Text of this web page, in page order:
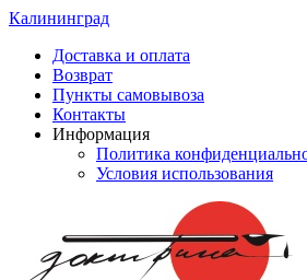
Калининград
Доставка и оплата
Возврат
Пункты самовывоза
Контакты
Информация
Политика
Условия использования